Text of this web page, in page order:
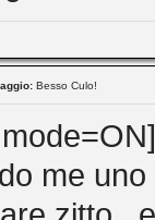
Besso Culo!
me